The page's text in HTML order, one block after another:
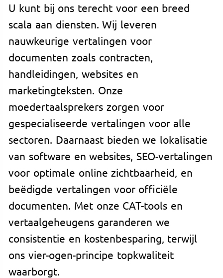
U kunt bij ons terecht voor een breed
scala aan diensten. Wij leveren
nauwkeurige vertalingen voor
documenten zoals contracten,
handleidingen, websites en
marketingteksten. Onze
moedertaalsprekers zorgen voor
gespecialiseerde vertalingen voor alle
sectoren. Daarnaast bieden we lokalisatie
van software en websites, SEO-vertalingen
voor optimale online zichtbaarheid, en
beëdigde vertalingen voor officiële
documenten. Met onze CAT-tools en
vertaalgeheugens garanderen we
consistentie en kostenbesparing, terwijl
ons vier-ogen-principe topkwaliteit
waarborgt.